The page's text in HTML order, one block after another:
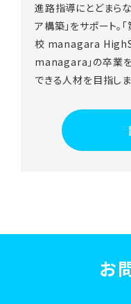
進路指導にとどまらな
ア構築」をサポート。
校 managara
managara」の卒業
できる人材を目指しま
お